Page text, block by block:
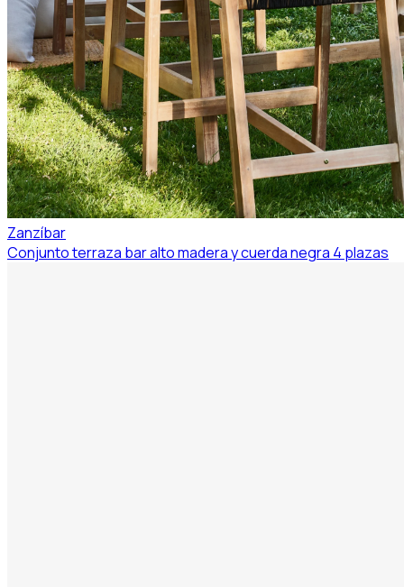
Zanzíbar
Conjunto terraza bar alto madera y cuerda negra 4 plazas